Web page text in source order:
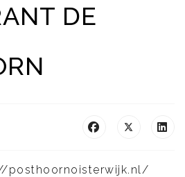
DE
posthoornoisterwijk.nl/